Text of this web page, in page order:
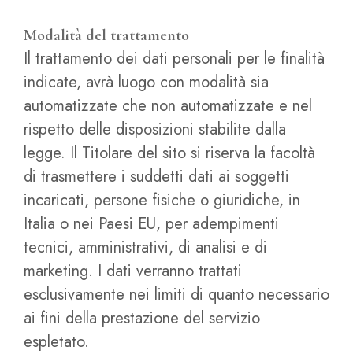
Modalità del trattamento
Il trattamento dei dati personali per le finalità
indicate, avrà luogo con modalità sia
automatizzate che non automatizzate e nel
rispetto delle disposizioni stabilite dalla
legge. Il Titolare del sito si riserva la facoltà
di trasmettere i suddetti dati ai soggetti
incaricati, persone fisiche o giuridiche, in
Italia o nei Paesi EU, per adempimenti
tecnici, amministrativi, di analisi e di
marketing. I dati verranno trattati
esclusivamente nei limiti di quanto necessario
ai fini della prestazione del servizio
espletato.